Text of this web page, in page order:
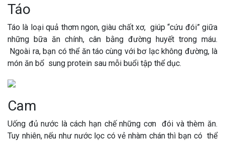
Táo
Táo là loại quả thơm ngon, giàu chất xơ, giúp “cứu đói” giữa
những bữa ăn chính, cân bằng đường huyết trong máu.
Ngoài ra, bạn có thể ăn táo cùng với bơ lạc không đường, là
món ăn bổ sung protein sau mỗi buổi tập thể dục.
Cam
Uống đủ nước là cách hạn chế những cơn đói và thèm ăn.
Tuy nhiên, nếu như nước lọc có vẻ nhàm chán thì bạn có thể